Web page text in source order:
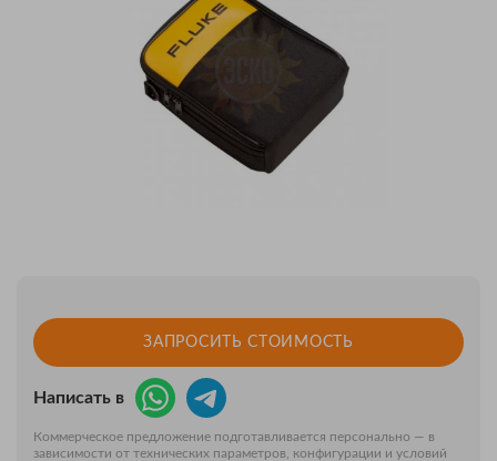
ЗАПРОСИТЬ СТОИМОСТЬ
Написать в
Коммерческое предложение подготавливается персонально — в
зависимости от технических параметров, конфигурации и условий